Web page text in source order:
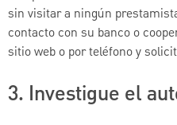
sin visitar a ningún
contacto con su banco o
sitio web o por teléfono y
3. Investigue el